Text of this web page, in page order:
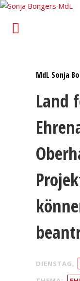
Sonja
MdL Sonja
Land
DIENSTAG,